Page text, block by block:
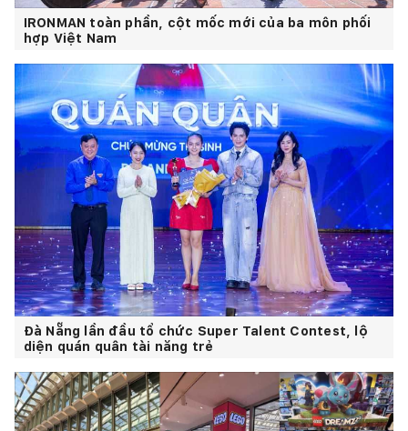
IRONMAN toàn phần, cột mốc mới của ba môn phối
hợp Việt Nam
Đà Nẵng lần đầu tổ chức Super Talent Contest, lộ
diện quán quân tài năng trẻ